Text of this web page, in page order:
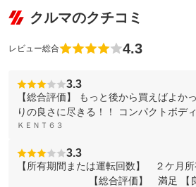
クルマのクチコミ
レビュー総合 4.3
3.3
【総合評価】 もっと後から買えばよ
りの良さに尽きる！！ コンパクトボデ
ＫＥＮＴ６３
3.3
【所有期間または運転回数】 ２ケ月
【総合評価】 満足 【良